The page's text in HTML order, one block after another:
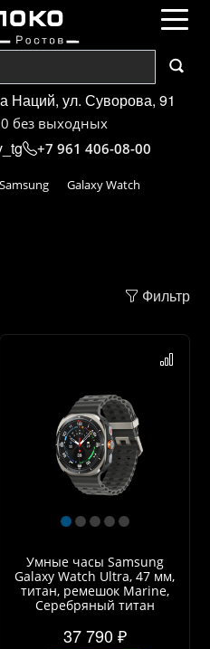
Наций, ул. Суворова, 91
без выходных
+7 961 406-08-00
Samsung Galaxy Watch
Фильтр
Умные часы Samsung
Galaxy Watch Ultra, 47 мм,
титан, ремешок Marine,
Серебряный титан
37 790 ₽